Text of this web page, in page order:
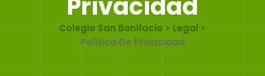
Colegio San Bonifacio > Legal >
Política De Privacidad